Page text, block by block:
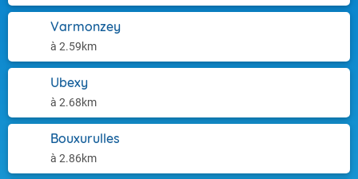
Varmonzey
à 2.59km
Ubexy
à 2.68km
Bouxurulles
à 2.86km